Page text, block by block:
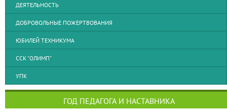
ДЕЯТЕЛЬНОСТЬ
ДОБРОВОЛЬНЫЕ ПОЖЕРТВОВАНИЯ
ЮБИЛЕЙ ТЕХНИКУМА
ССК "ОЛИМП"
УПК
ГОД ПЕДАГОГА И НАСТАВНИКА